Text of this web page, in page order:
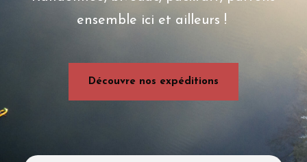
ensemble ici et ailleurs !
Découvre nos expéditions